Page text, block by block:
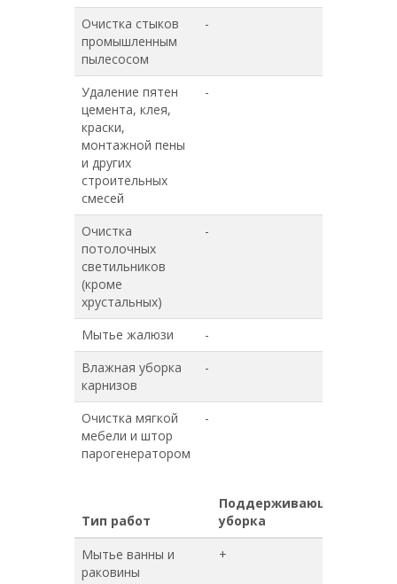
Очистка стыков
промышленным
пылесосом
-
Удаление пятен
цемента, клея,
краски,
монтажной пены
и других
строительных
смесей
-
Очистка
потолочных
светильников
(кроме
хрустальных)
-
Мытье жалюзи -
Влажная уборка
карнизов
-
Очистка мягкой
мебели и штор
парогенератором
-
Тип работ
Поддерживающая
уборка
Мытье ванны и
раковины
+